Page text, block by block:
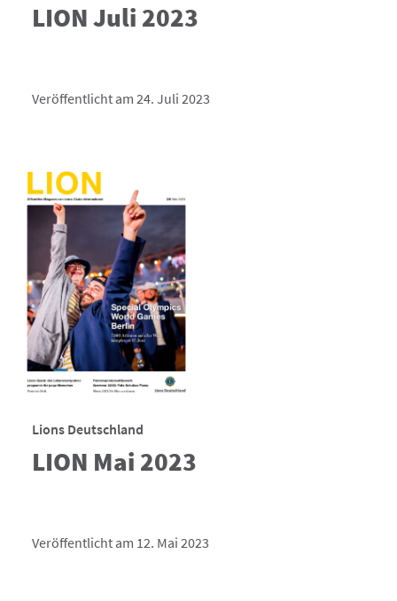
LION Juli 2023
Veröffentlicht am 24. Juli 2023
Lions Deutschland
LION Mai 2023
Veröffentlicht am 12. Mai 2023